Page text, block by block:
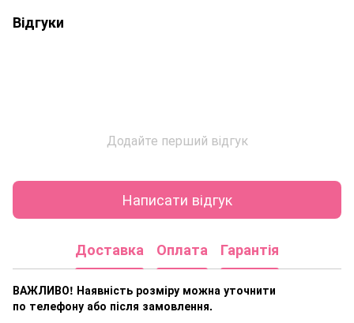
Відгуки
Додайте перший відгук
Написати відгук
Доставка Оплата Гарантія
ВАЖЛИВО! Наявність розміру можна уточнити
по телефону або після замовлення.